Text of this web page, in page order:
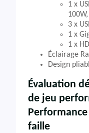
1 x
3 x
1 x
1 x
Éclairage
Design
Évaluation
de jeu
faille